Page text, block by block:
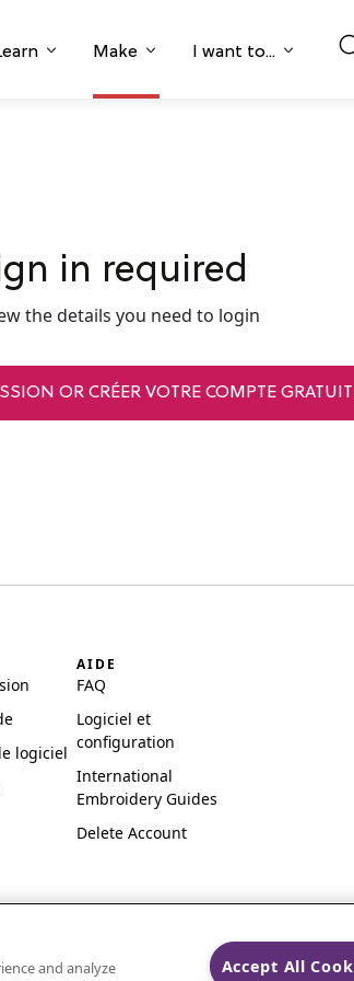
Make I want to...
in required
the details you need to login
OR CRÉER VOTRE COMPTE GRATUIT
logiciel
AIDE
FAQ
Logiciel et
configuration
International
Embroidery Guides
Delete Account
and analyze
Accept All